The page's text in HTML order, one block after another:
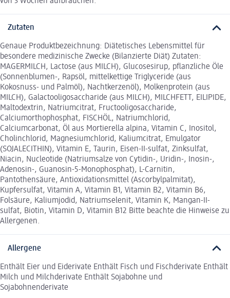
Zutaten
Genaue Produktbezeichnung: Diätetisches Lebensmittel für
besondere medizinische Zwecke (Bilanzierte Diät) Zutaten:
MAGERMILCH, Lactose (aus MILCH), Glucosesirup, pflanzliche Öle
(Sonnenblumen-, Rapsöl, mittelkettige Triglyceride (aus
Kokosnuss- und Palmöl), Nachtkerzenöl), Molkenprotein (aus
MILCH), Galactooligosaccharide (aus MILCH), MILCHFETT, EILIPIDE,
Maltodextrin, Natriumcitrat, Fructooligosaccharide,
Calciumorthophosphat, FISCHÖL, Natriumchlorid,
Calciumcarbonat, Öl aus Mortierella alpina, Vitamin C, Inositol,
Cholinchlorid, Magnesiumchlorid, Kaliumcitrat, Emulgator
(SOJALECITHIN), Vitamin E, Taurin, Eisen-II-sulfat, Zinksulfat,
Niacin, Nucleotide (Natriumsalze von Cytidin-, Uridin-, Inosin-,
Adenosin-, Guanosin-5-Monophosphat), L-Carnitin,
Pantothensäure, Antioxidationsmittel (Ascorbylpalmitat),
Kupfersulfat, Vitamin A, Vitamin B1, Vitamin B2, Vitamin B6,
Folsäure, Kaliumjodid, Natriumselenit, Vitamin K, Mangan-II-
sulfat, Biotin, Vitamin D, Vitamin B12 Bitte beachte die Hinweise zu
Allergenen.
Allergene
Enthält Eier und Eiderivate Enthält Fisch und Fischderivate Enthält
Milch und Milchderivate Enthält Sojabohne und
Sojabohnenderivate